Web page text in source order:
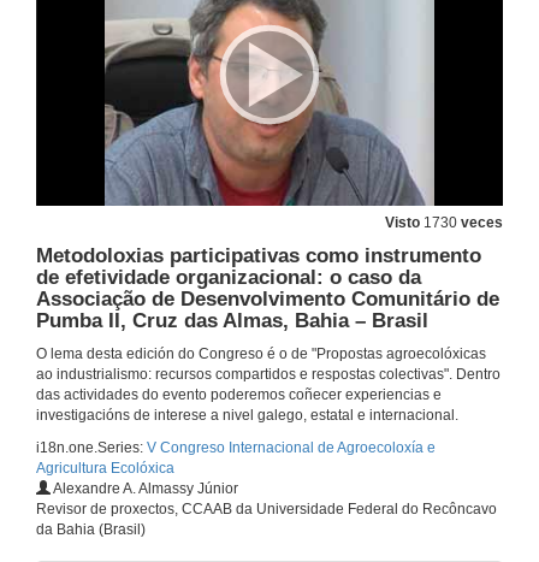
Visto 1730 veces
Metodoloxias participativas como instrumento
de efetividade organizacional: o caso da
Associação de Desenvolvimento Comunitário de
Pumba II, Cruz das Almas, Bahia – Brasil
O lema desta edición do Congreso é o de "Propostas agroecolóxicas
ao industrialismo: recursos compartidos e respostas colectivas". Dentro
das actividades do evento poderemos coñecer experiencias e
investigacións de interese a nivel galego, estatal e internacional.
i18n.one.Series: V Congreso Internacional de Agroecoloxía e
Agricultura Ecolóxica
Alexandre A. Almassy Júnior
Revisor de proxectos, CCAAB da Universidade Federal do Recôncavo
da Bahia (Brasil)
José Pérez Vilariño. Hortoglobal
26 de xuño de 2014
Patricia. Hortoglobal
26 de xuño de 2014
Desempleo y empleo agrícola